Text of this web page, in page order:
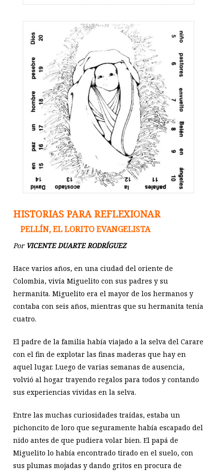
HISTORIAS PARA REFLEXIONAR
PELLÍN, EL LORITO EVANGELISTA
Por VICENTE DUARTE RODRÍGUEZ
Hace varios años, en una ciudad del oriente de
Colombia, vivía Miguelito con sus padres y su
hermanita. Miguelito era el mayor de los hermanos y
contaba con seis años, mientras que su hermanita tenía
cuatro.
El padre de la familia había viajado a la selva del Carare
con el fin de explotar las finas maderas que hay en
aquel lugar. Luego de varias semanas de ausencia,
volvió al hogar trayendo regalos para todos y contando
sus experiencias vividas en la selva.
Entre las muchas curiosidades traídas, estaba un
pichoncito de loro que seguramente había escapado del
nido antes de que pudiera volar bien. El papá de
Miguelito lo había encontrado tirado en el suelo, con
sus plumas mojadas y dando gritos en procura de